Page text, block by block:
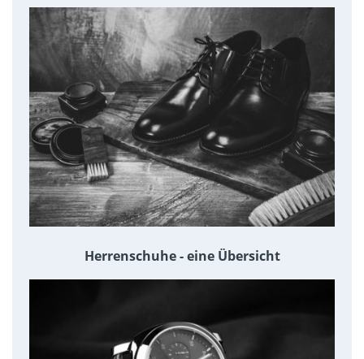
Herrenschuhe - eine Übersicht